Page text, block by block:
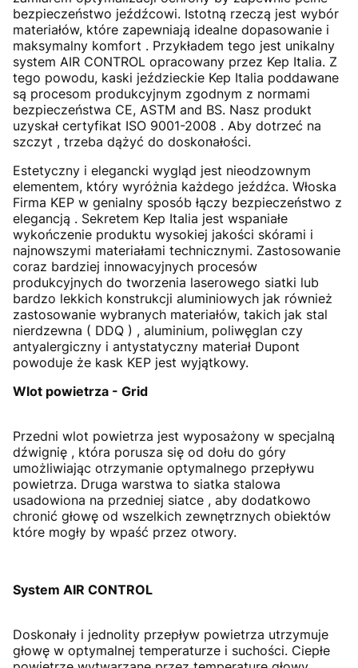
bezpieczeństwo jeźdźcowi. Istotną rzeczą jest wybór
materiałów, które zapewniają idealne dopasowanie i
maksymalny komfort . Przykładem tego jest unikalny
system AIR CONTROL opracowany przez Kep Italia. Z
tego powodu, kaski jeździeckie Kep Italia poddawane
są procesom produkcyjnym zgodnym z normami
bezpieczeństwa CE, ASTM and BS. Nasz produkt
uzyskał certyfikat ISO 9001-2008 . Aby dotrzeć na
szczyt , trzeba dążyć do doskonałości.
Estetyczny i elegancki wygląd jest nieodzownym
elementem, który wyróżnia każdego jeźdźca. Włoska
Firma KEP w genialny sposób łączy bezpieczeństwo z
elegancją . Sekretem Kep Italia jest wspaniałe
wykończenie produktu wysokiej jakości skórami i
najnowszymi materiałami technicznymi. Zastosowanie
coraz bardziej innowacyjnych procesów
produkcyjnych do tworzenia laserowego siatki lub
bardzo lekkich konstrukcji aluminiowych jak również
zastosowanie wybranych materiałów, takich jak stal
nierdzewna ( DDQ ) , aluminium, poliwęglan czy
antyalergiczny i antystatyczny materiał Dupont
powoduje że kask KEP jest wyjątkowy.
Wlot powietrza - Grid
Przedni wlot powietrza jest wyposażony w specjalną
dźwignię , która porusza się od dołu do góry
umożliwiając otrzymanie optymalnego przepływu
powietrza. Druga warstwa to siatka stalowa
usadowiona na przedniej siatce , aby dodatkowo
chronić głowę od wszelkich zewnętrznych obiektów
które mogły by wpaść przez otwory.
System AIR CONTROL
Doskonały i jednolity przepływ powietrza utrzymuje
głowę w optymalnej temperaturze i suchości. Ciepłe